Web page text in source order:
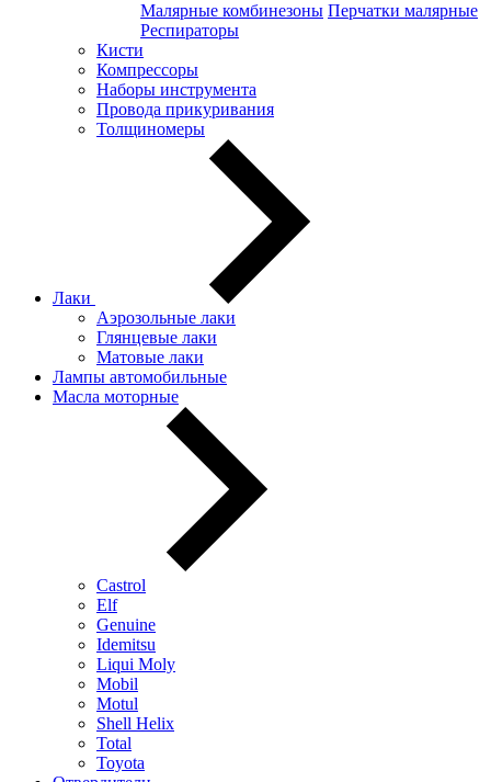
Малярные комбинезоны Перчатки малярные
Респираторы
Кисти
Компрессоры
Наборы инструмента
Провода прикуривания
Толщиномеры
Лаки
Аэрозольные лаки
Глянцевые лаки
Матовые лаки
Лампы автомобильные
Масла моторные
Castrol
Elf
Genuine
Idemitsu
Liqui Moly
Mobil
Motul
Shell Helix
Total
Toyota